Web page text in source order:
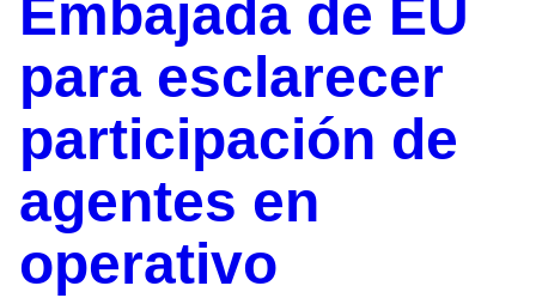
Embajada de EU
para esclarecer
participación de
agentes en
operativo